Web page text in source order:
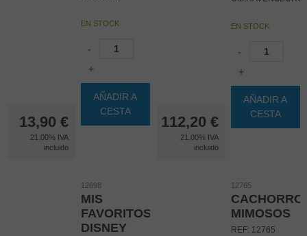
13,90 €
21.00% IVA
incluido
EN STOCK
-
+
AÑADIR A
CESTA
112,20 €
21.00% IVA
incluido
EN STOCK
-
+
AÑADIR A
CESTA
12698
MIS
FAVORITOS
DISNEY
12765
MIMOSOS
REF: 12765